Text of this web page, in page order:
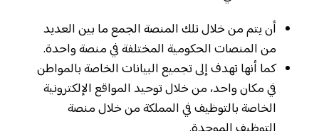
أن يتم من خلال تلك المنصة الجمع ما بين العديد
من المنصات الحكومية المختلفة في منصة واحدة.
كما أنها تهدف إلى تجميع البيانات الخاصة بالمواطن
في مكان واحد، من خلال توحيد المواقع الإلكترونية
الخاصة بالتوظيف في المملكة من خلال منصة